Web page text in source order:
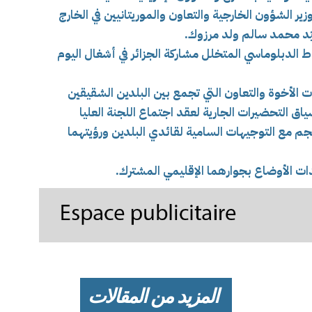
الشؤون الخارجية والتعاون والموريتانيين في الخارج
محمد سالم ولد مرزوك.
الدبلوماسي المتخلل مشاركة الجزائر في أشغال اليوم
والتعاون التي تجمع بين البلدين الشقيقين
الجارية لعقد اجتماع اللجنة العليا
مع التوجيهات السامية لقائدي البلدين ورؤيتهما
الأوضاع بجوارهما الإقليمي المشترك.
المزيد من المقالات